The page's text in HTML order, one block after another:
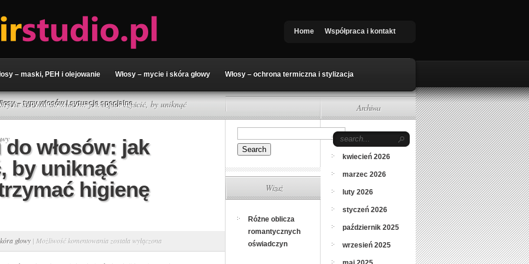
Home Współpraca i kontakt
– maski, PEH i olejowanie Włosy – mycie i skóra głowy Włosy – ochrona termiczna i stylizacja
– typy włosów i sytuacje specjalne
szczotki do włosów: jak często czyścić, by uniknąć
włosów: jak
by uniknąć
higienę
głowy | Możliwość komentowania Mycie
szczotki
została wyłączona
Wizaż
Różne oblicza
romantycznych
oświadczyn
Archiwa
maj 2026
kwiecień 2026
marzec 2026
luty 2026
styczeń 2026
październik 2025
wrzesień 2025